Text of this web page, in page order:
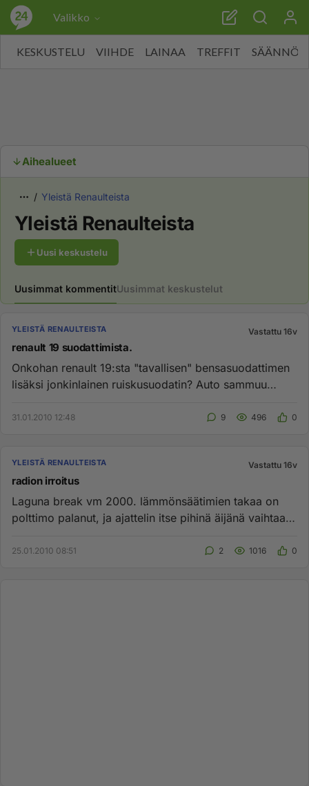
Valikko
KESKUSTELU VIIHDE LAINAA TREFFIT SÄÄNNÖT
Aihealueet
Yleistä Renaulteista
Yleistä Renaulteista
Uusi keskustelu
Uusimmat kommentitUusimmat keskustelut
YLEISTÄ RENAULTEISTA Vastattu 16v
renault 19 suodattimista.
Onkohan renault 19:sta "tavallisen" bensasuodattimen
lisäksi jonkinlainen ruiskusuodatin? Auto sammuu
31.01.2010 12:48 9 496 0
YLEISTÄ RENAULTEISTA Vastattu 16v
radion irroitus
Laguna break vm 2000. lämmönsäätimien takaa on
polttimo palanut, ja ajattelin itse pihinä äijänä vaihtaa
25.01.2010 08:51 2 1016 0